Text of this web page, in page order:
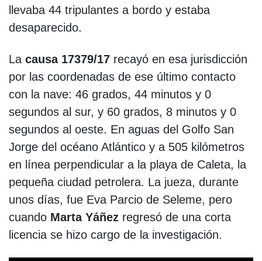
llevaba 44 tripulantes a bordo y estaba
desaparecido.
La causa 17379/17 recayó en esa jurisdicción
por las coordenadas de ese último contacto
con la nave: 46 grados, 44 minutos y 0
segundos al sur, y 60 grados, 8 minutos y 0
segundos al oeste. En aguas del Golfo San
Jorge del océano Atlántico y a 505 kilómetros
en línea perpendicular a la playa de Caleta, la
pequeña ciudad petrolera. La jueza, durante
unos días, fue Eva Parcio de Seleme, pero
cuando Marta Yáñez regresó de una corta
licencia se hizo cargo de la investigación.